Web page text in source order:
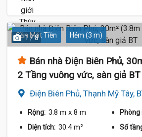
Gần Mặt Tiền Hẻm (3 m)
1 / 8
Bán nhà Điện Biên Phủ,
2 Tầng vuông vức, sàn giả BT
Điện Biên Phủ, Thạnh Mỹ Tây,
Rộng: 3.8 m x 8 m Phòng
Diện tích: 30.4 m² Số